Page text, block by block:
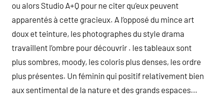
ou alors Studio A+Q pour ne citer qu’eux peuvent
apparentés à cette gracieux. A l’opposé du mince art
doux et teinture, les photographes du style drama
travaillent l’ombre pour découvrir . les tableaux sont
plus sombres, moody, les coloris plus denses, les ordre
plus présentes. Un féminin qui positif relativement bien
aux sentimental de la nature et des grands espaces…